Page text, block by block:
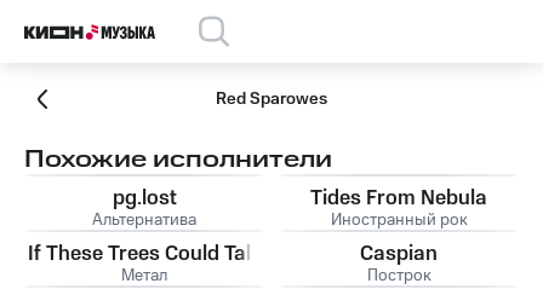
Red Sparowes
Похожие исполнители
pg.lost
Альтернатива
Tides From Nebula
Иностранный рок
If These Trees Could Talk
Метал
Caspian
Построк